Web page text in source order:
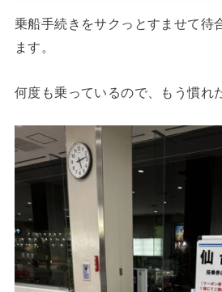
乗船手続きをサクっとすませて待
ます。
何度も乗っているので、もう慣れ